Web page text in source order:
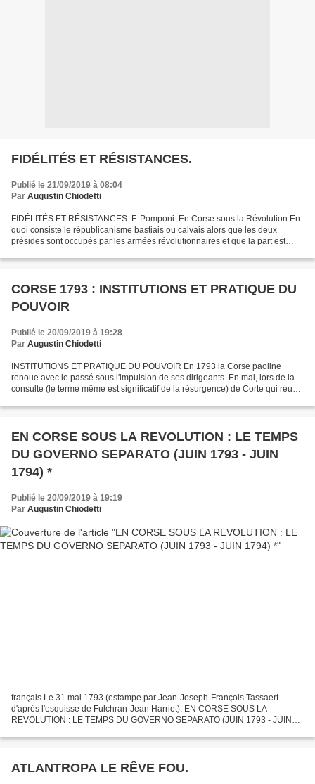
FIDÉLITÉS ET RÉSISTANCES.
Publié le 21/09/2019 à 08:04
Par Augustin Chiodetti
FIDÉLITÉS ET RÉSISTANCES. F. Pomponi. En Corse sous la Révolution En
quoi consiste le républicanisme bastiais ou calvais alors que les deux
présides sont occupés par les armées révolutionnaires et que la part est
CORSE 1793 : INSTITUTIONS ET PRATIQUE DU
POUVOIR
Publié le 20/09/2019 à 19:28
Par Augustin Chiodetti
INSTITUTIONS ET PRATIQUE DU POUVOIR En 1793 la Corse paoline
renoue avec le passé sous l'impulsion de ses dirigeants. En mai, lors de la
consulte (le terme même est significatif de la résurgence) de Corte qui réunit
EN CORSE SOUS LA REVOLUTION : LE TEMPS
DU GOVERNO SEPARATO (JUIN 1793 - JUIN
1794) *
Publié le 20/09/2019 à 19:19
Par Augustin Chiodetti
français Le 31 mai 1793 (estampe par Jean-Joseph-François Tassaert
d'après l'esquisse de Fulchran-Jean Harriet). EN CORSE SOUS LA
REVOLUTION : LE TEMPS DU GOVERNO SEPARATO (JUIN 1793 - JUIN
ATLANTROPA LE RÊVE FOU.